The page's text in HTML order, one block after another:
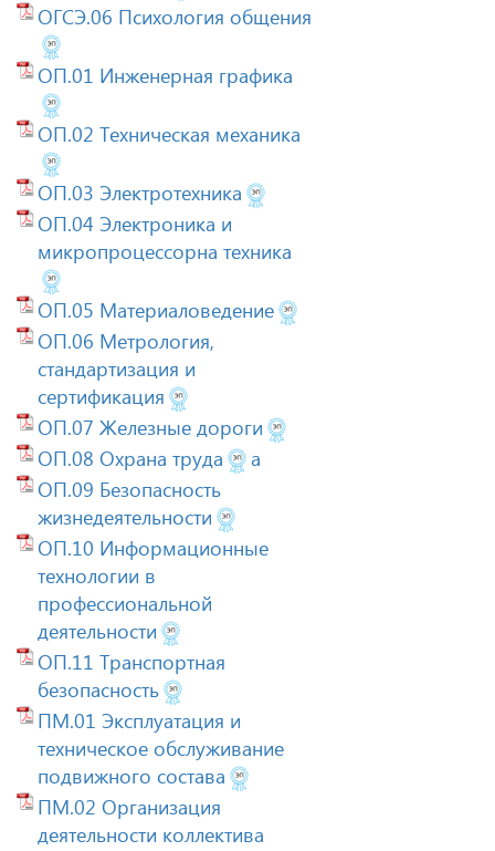
ОГСЭ.06 Психология общения
ОП.01 Инженерная графика
ОП.02 Техническая механика
ОП.03 Электротехника
ОП.04 Электроника и
микропроцессорна техника
ОП.05 Материаловедение
ОП.06 Метрология,
стандартизация и
сертификация
ОП.07 Железные дороги
ОП.08 Охрана труда
а
ОП.09 Безопасность
жизнедеятельности
ОП.10 Информационные
технологии в
профессиональной
деятельности
ОП.11 Транспортная
безопасность
ПМ.01 Эксплуатация и
техническое обслуживание
подвижного состава
ПМ.02 Организация
деятельности коллектива